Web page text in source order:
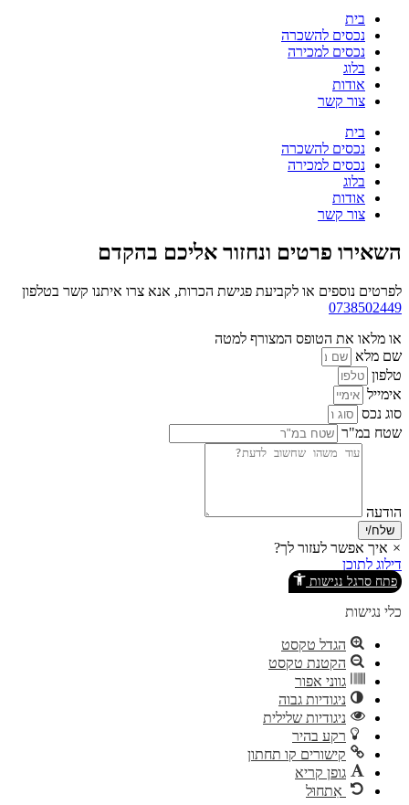
בית
נכסים להשכרה
נכסים למכירה
בלוג
אודות
צור קשר
בית
נכסים להשכרה
נכסים למכירה
בלוג
אודות
צור קשר
השאירו פרטים ונחזור אליכם בהקדם
לפרטים נוספים או לקביעת פגישת הכרות, אנא צרו איתנו קשר בטלפון
0738502449
או מלאו את הטופס המצורף למטה
שם מלא
טלפון
אימייל
סוג נכס
שטח במ"ר
הודעה
שלח/י
× איך אפשר לעזור לך?
דילוג לתוכן
פתח סרגל נגישות
כלי נגישות
הגדל טקסט
הקטנת טקסט
גווני אפור
ניגודיות גבוה
ניגודיות שלילית
רקע בהיר
קישורים קו תחתון
גופן קריא